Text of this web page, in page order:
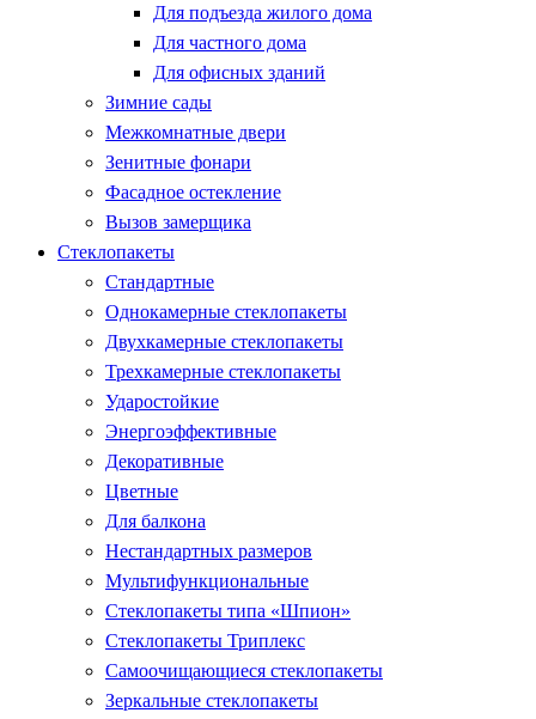
Для подъезда жилого дома
Для частного дома
Для офисных зданий
Зимние сады
Межкомнатные двери
Зенитные фонари
Фасадное остекление
Вызов замерщика
Стеклопакеты
Стандартные
Однокамерные стеклопакеты
Двухкамерные стеклопакеты
Трехкамерные стеклопакеты
Ударостойкие
Энергоэффективные
Декоративные
Цветные
Для балкона
Нестандартных размеров
Мультифункциональные
Стеклопакеты типа «Шпион»
Стеклопакеты Триплекс
Самоочищающиеся стеклопакеты
Зеркальные стеклопакеты